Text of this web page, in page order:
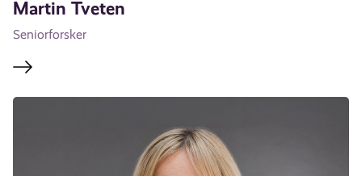
Martin Tveten
Seniorforsker